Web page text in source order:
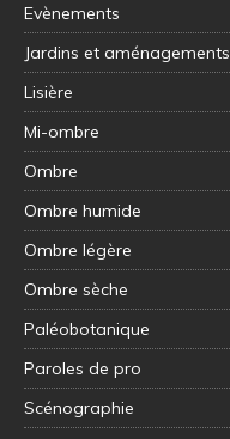
Evènements
Jardins et aménagements
Lisière
Mi-ombre
Ombre
Ombre humide
Ombre légère
Ombre sèche
Paléobotanique
Paroles de pro
Scénographie